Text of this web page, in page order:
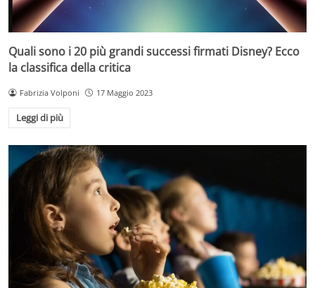
Quali sono i 20 più grandi successi firmati Disney? Ecco
la classifica della critica
Fabrizia Volponi 17 Maggio 2023
Leggi di più